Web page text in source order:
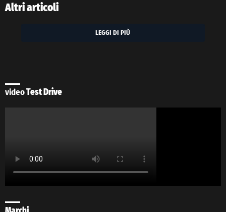
Altri articoli
LEGGI DI PIÙ
videoTest Drive